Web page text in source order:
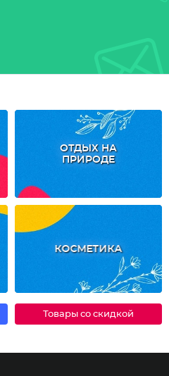
ОТДЫХ НА
ПРИРОДЕ
КОСМЕТИКА
Товары со скидкой